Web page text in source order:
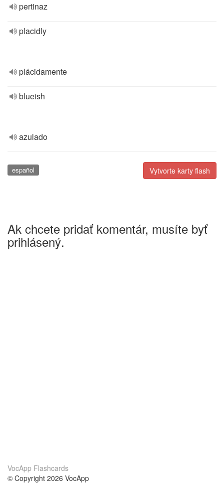
pertinaz
placidly
plácidamente
blueish
azulado
Vytvorte karty flash
español
Ak chcete pridať komentár, musíte byť
prihlásený.
VocApp Flashcards
© Copyright 2026 VocApp